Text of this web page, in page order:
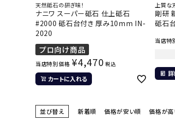
天然砥石の研ぎ味！
ナニワ スーパー砥石 仕上砥石
#2000 砥石台付き 厚み10mm IN-
2020
プロ向け商品
当店特別価格 ¥4,470 税込
カートに入れる
上質な
剛研
砥石
当店特
並び替え 新着順 価格が安い順 価格が